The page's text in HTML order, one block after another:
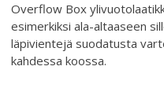
Overflow Box
esimerkiksi ala-altaaseen
läpivientejä suodatusta
kahdessa koossa.